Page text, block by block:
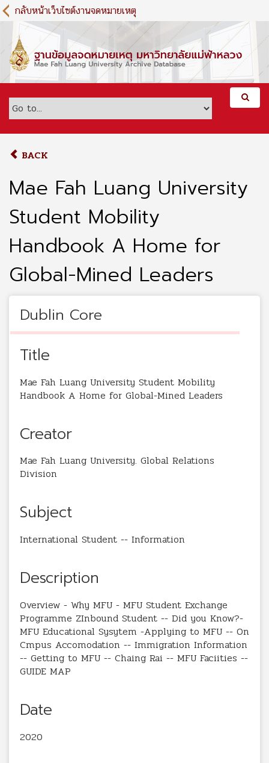
S
k
m
c
กลับหน้าเว็บไซต์งานจดหมายเหตุ
BACK
Mae Fah Luang University
Student Mobility
Handbook A Home for
Global-Mined Leaders
Dublin Core
Title
Mae Fah Luang University Student Mobility
Handbook A Home for Global-Mined Leaders
Creator
Mae Fah Luang University. Global Relations
Division
Subject
International Student -- Information
Description
Overview - Why MFU - MFU Student Exchange
Programme ZInbound Student -- Did you Know?-
MFU Educational Sysytem -Applying to MFU -- On
Cmpus Accomodation -- Immigration Information
-- Getting to MFU -- Chaing Rai -- MFU Faciities --
GUIDE MAP
Date
2020